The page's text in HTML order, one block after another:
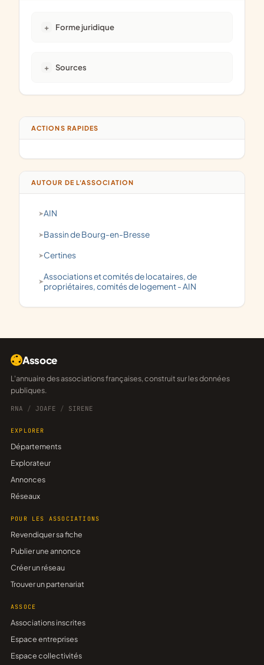
Forme juridique
Sources
ACTIONS RAPIDES
AUTOUR DE L'ASSOCIATION
AIN
Bassin de Bourg-en-Bresse
Certines
associations et comités de locataires, de
propriétaires, comités de logement - AIN
Assoce
L'annuaire des associations françaises, construit sur les données
publiques.
RNA / JOAFE / SIRENE
EXPLORER
Départements
Explorateur
Annonces
Réseaux
POUR LES ASSOCIATIONS
Revendiquer sa fiche
Publier une annonce
Créer un réseau
Trouver un partenariat
ASSOCE
Associations inscrites
Espace entreprises
Espace collectivités